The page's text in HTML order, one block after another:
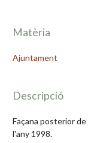
Matèria
Ajuntament
Descripció
Façana posterior
l'any 1998.